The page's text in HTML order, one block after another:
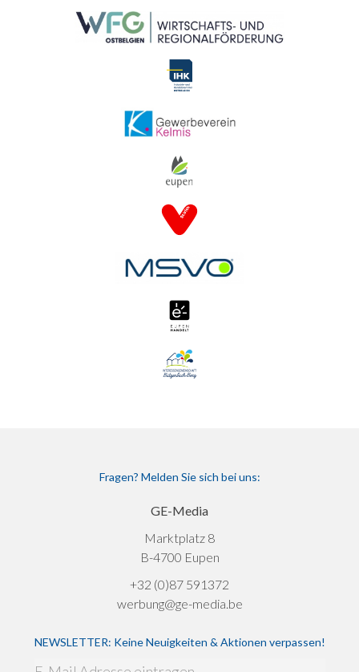
Fragen? Melden Sie sich bei uns:
GE-Media
Marktplatz 8
B-4700 Eupen
+32 (0)87 591372
werbung@ge-media.be
NEWSLETTER: Keine Neuigkeiten & Aktionen verpassen!